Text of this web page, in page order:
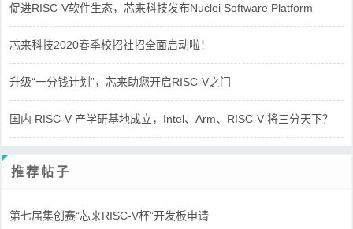
促进RISC-V软件生态，芯来科技发布Nuclei Software Platform
芯来科技2020春季校招社招全面启动啦！
升级“一分钱计划”，芯来助您开启RISC-V之门
国内 RISC-V 产学研基地成立，Intel、Arm、RISC-V 将三分天下？
推荐帖子
第七届集创赛“芯来RISC-V杯”开发板申请